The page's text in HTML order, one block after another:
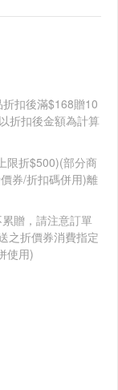
扣後滿$168贈10
折扣後金額為計算
限折$500)(部分商
券/折扣碼併用)離
贈，請注意訂單
之折價券消費指定
使用)